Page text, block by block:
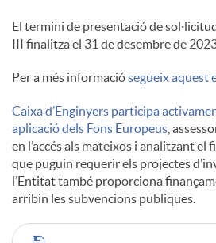
t
s
El termini de presentació de
III finalitza el 31 de desembre de
Per a més informaciósegueix aquest
Caixa d’Enginyers participa
aplicació dels Fons Europeus ,
en l’accés als mateixos i analitzant el
que puguin requerir els projectes
l’Entitat també proporciona
arribin les subvencions publiques.